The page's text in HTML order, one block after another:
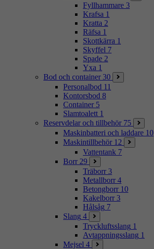
Fyllhammare 3
Krafsa 1
Kratta 2
Räfsa 1
Skottkärra 1
Skyffel 7
Spade 2
Yxa 1
Bod och container 30
Personalbod 11
Kontorsbod 8
Container 5
Slamtoalett 1
Reservdelar och tillbehör 75
Maskinbatteri och laddare 10
Maskintillbehör 12
Vattentank 7
Borr 29
Träborr 3
Metallborr 4
Betongborr 10
Kakelborr 3
Hålsåg 7
Slang 4
Tryckluftsslang 1
Avtappningsslang 1
Mejsel 4